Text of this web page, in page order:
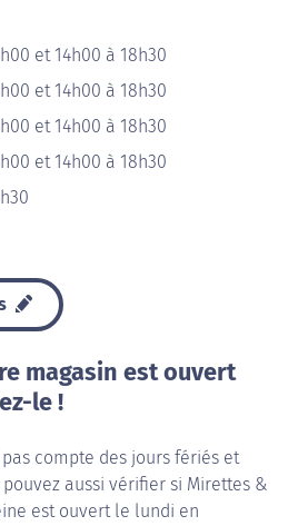
et 14h00 à 18h30
et 14h00 à 18h30
et 14h00 à 18h30
et 14h00 à 18h30
magasin est ouvert
le !
compte des jours fériés et
aussi vérifier si Mirettes &
est ouvert le lundi en